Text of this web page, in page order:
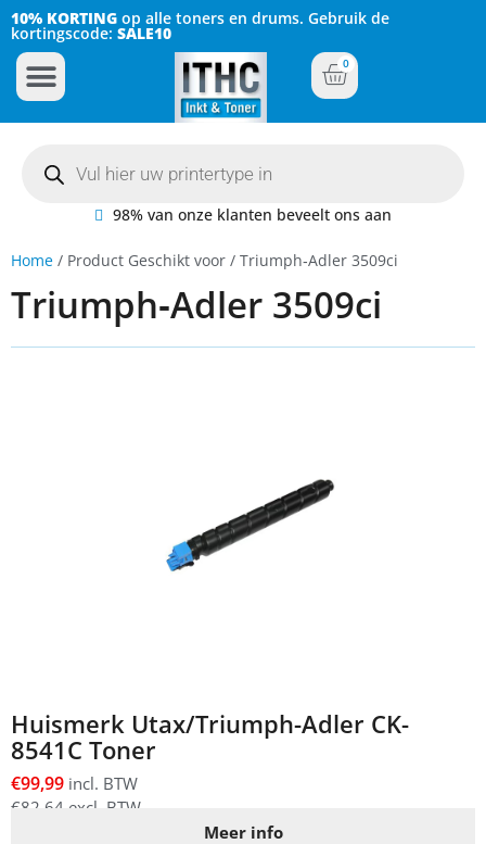
10% KORTING op alle toners en drums. Gebruik de
kortingscode: SALE10
0
98% van onze klanten beveelt ons aan
Home / Product Geschikt voor / Triumph‐Adler 3509ci
Triumph‐Adler 3509ci
Huismerk Utax/Triumph-Adler CK-
8541C Toner
€99,99 incl. BTW
€82,64 excl. BTW
Meer info